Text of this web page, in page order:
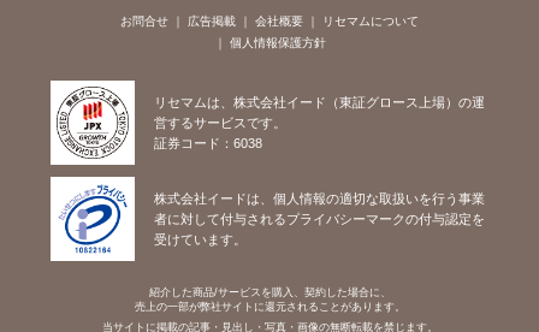
お問合せ 広告掲載 会社概要
リセマムについて
個人情報保護方針
リセマムは、株式会社イード（東証グロース上場）の運
営するサービスです。
証券コード：6038
株式会社イードは、個人情報の適切な取扱いを行う事業
者に対して付与されるプライバシーマークの付与認定を
受けています。
紹介した商品/サービスを購入、契約した場合に、
売上の一部が弊社サイトに還元されることがあります。
当サイトに掲載の記事・見出し・写真・画像の無断転載を禁じます。